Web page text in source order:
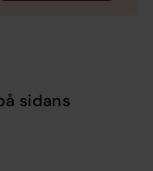
sidans